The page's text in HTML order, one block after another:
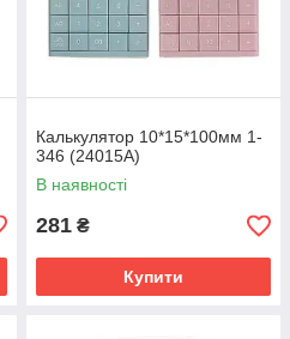
Калькулятор 10*15*100мм 1-
346 (24015А)
В наявності
281 ₴
Купити